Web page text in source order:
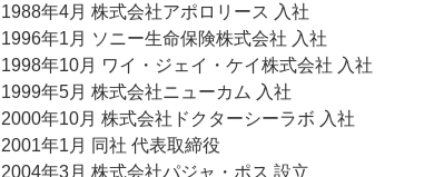
1988年4月 株式会社アポロリース 入社
1996年1月 ソニー生命保険株式会社 入社
1998年10月 ワイ・ジェイ・ケイ株式会社 入社
1999年5月 株式会社ニューカム 入社
2000年10月 株式会社ドクターシーラボ 入社
2001年1月 同社 代表取締役
2004年3月 株式会社パジャ・ポス 設立